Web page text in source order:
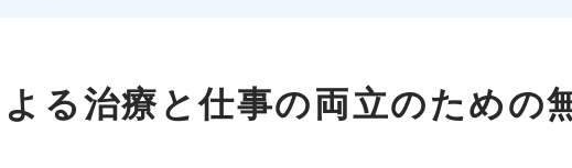
る治療と仕事の両立のための